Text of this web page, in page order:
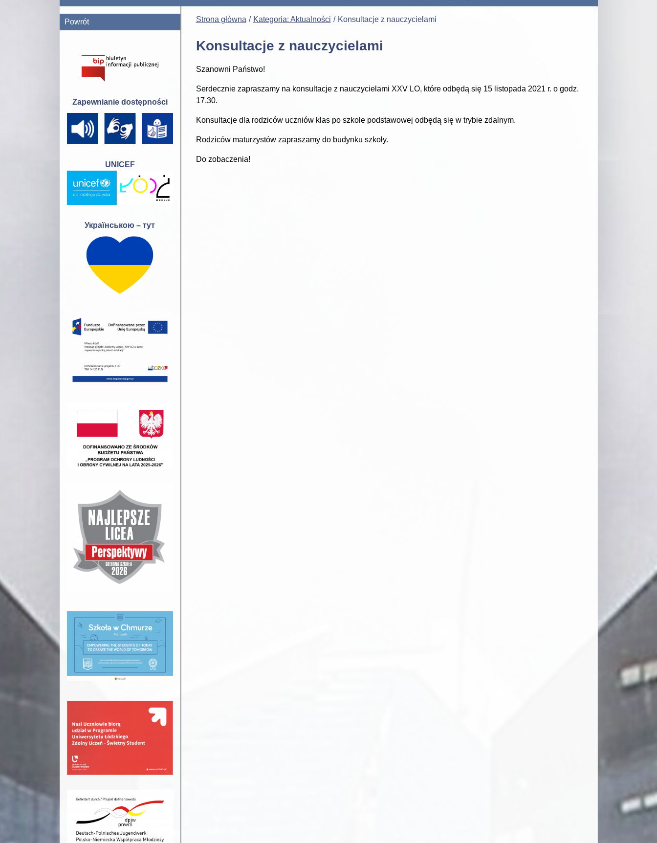
Strona główna Kategoria: Aktualności Konsultacje z nauczycielami
Konsultacje z nauczycielami
Szanowni Państwo!
Serdecznie zapraszamy na konsultacje z nauczycielami XXV LO, które odbędą się 15 listopada 2021 r. o godz.
17.30.
Konsultacje dla rodziców uczniów klas po szkole podstawowej odbędą się w trybie zdalnym.
Rodziców maturzystów zapraszamy do budynku szkoły.
Do zobaczenia!
Powrót
Zapewnianie dostępności
UNICEF
Українською – тут